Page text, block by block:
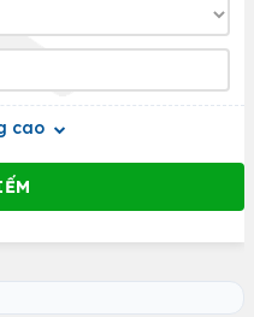
cao